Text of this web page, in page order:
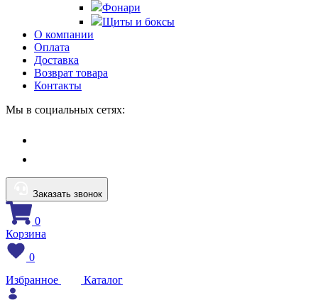
Фонари
Щиты и боксы
О компании
Оплата
Доставка
Возврат товара
Контакты
Мы в социальных сетях:
Заказать звонок
0
Корзина
0
Избранное
Каталог